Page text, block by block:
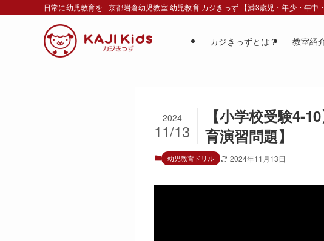
日常に幼児教育を | 京都岩倉幼児教室 幼児教育 カジきっず 【満3歳児・年少・年中
カジきっずとは？ 教室紹
【小学校受験4-
育演習問題】
2024
11/13
幼児教育ドリル 2024年11月13日